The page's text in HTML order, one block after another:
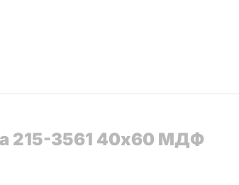
215-3561 40x60 МДФ